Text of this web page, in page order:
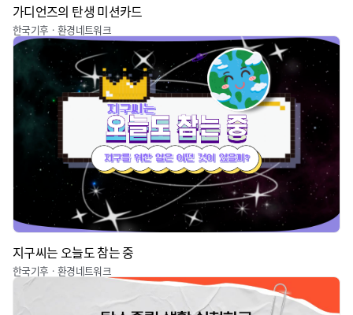
가디언즈의 탄생 미션카드
한국기후ㆍ환경네트워크
지구씨는 오늘도 참는 중
한국기후ㆍ환경네트워크